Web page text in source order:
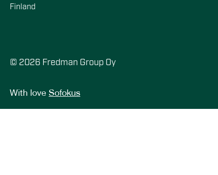
Finland
© 2026 Fredman Group Oy
With love Sofokus